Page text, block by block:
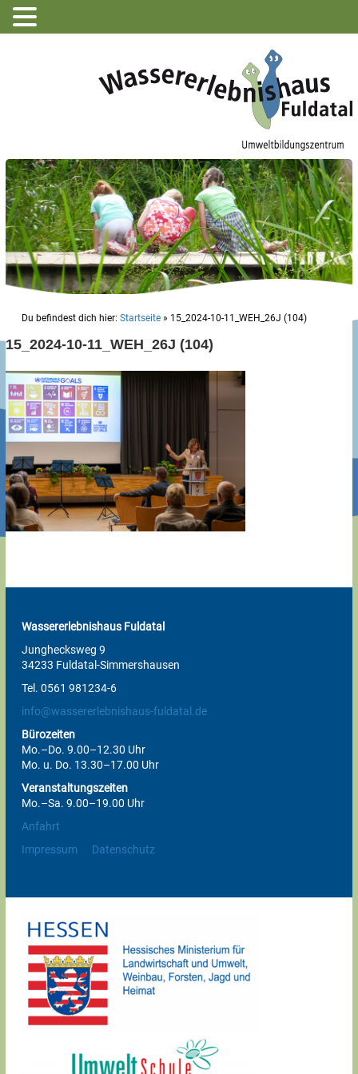
Du befindest dich hier: Startseite » 15_2024-10-11_WEH_26J (104)
15_2024-10-11_WEH_26J (104)
Wassererlebnishaus Fuldatal
Junghecksweg 9
34233 Fuldatal-Simmershausen
Tel. 0561 981234-6
info@wassererlebnishaus-fuldatal.de
Bürozeiten
Mo.–Do. 9.00–12.30 Uhr
Mo. u. Do. 13.30–17.00 Uhr
Veranstaltungszeiten
Mo.–Sa. 9.00–19.00 Uhr
Anfahrt
Impressum
Datenschutz